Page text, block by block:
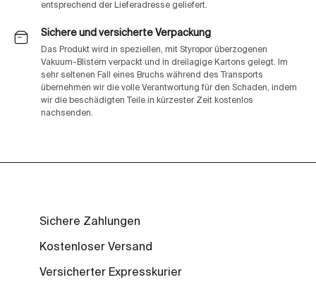
entsprechend der Lieferadresse geliefert.
Sichere und versicherte Verpackung
Das Produkt wird in speziellen, mit Styropor überzogenen
Vakuum-Blistern verpackt und in dreilagige Kartons gelegt. Im
sehr seltenen Fall eines Bruchs während des Transports
übernehmen wir die volle Verantwortung für den Schaden, indem
wir die beschädigten Teile in kürzester Zeit kostenlos
nachsenden.
Sichere Zahlungen
Kostenloser Versand
Versicherter Expresskurier